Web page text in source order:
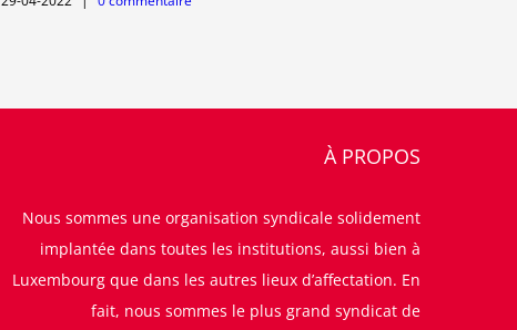
À PROPOS
Nous sommes une organisation syndicale solidement
implantée dans toutes les institutions, aussi bien à
Luxembourg que dans les autres lieux d’affectation. En
fait, nous sommes le plus grand syndicat de